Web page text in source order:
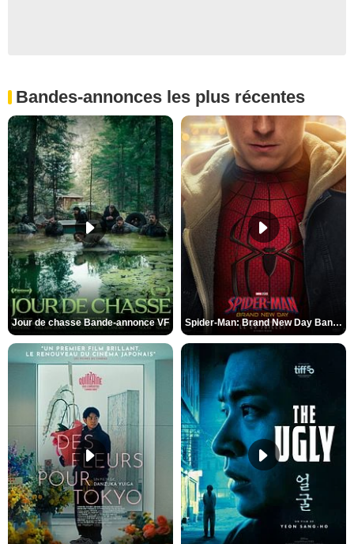
Bandes-annonces les plus récentes
Jour de chasse Bande-annonce VF Spider-Man: Brand New Day Bande-annonce (3) VO STFR